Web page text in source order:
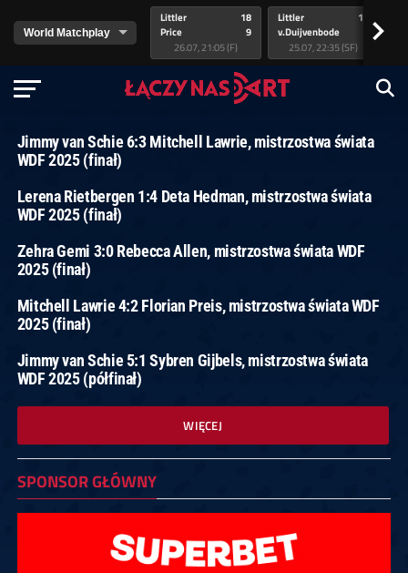
Littler
Price
18
9
26.07, 21:05 (F)
Littler
v.Duijvenbode
17
25.07, 22:35 (SF)
>
Jimmy van Schie 6:3 Mitchell Lawrie, mistrzostwa świata
WDF 2025 (finał)
Lerena Rietbergen 1:4 Deta Hedman, mistrzostwa świata
WDF 2025 (finał)
Zehra Gemi 3:0 Rebecca Allen, mistrzostwa świata WDF
2025 (finał)
Mitchell Lawrie 4:2 Florian Preis, mistrzostwa świata WDF
2025 (finał)
Jimmy van Schie 5:1 Sybren Gijbels, mistrzostwa świata
WDF 2025 (półfinał)
WIĘCEJ
SPONSOR GŁÓWNY